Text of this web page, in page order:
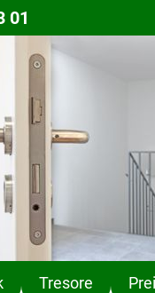
01
Tresore